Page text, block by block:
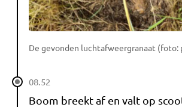
De gevonden luchtafweergranaat (foto:
08.52
Boom breekt af en valt op